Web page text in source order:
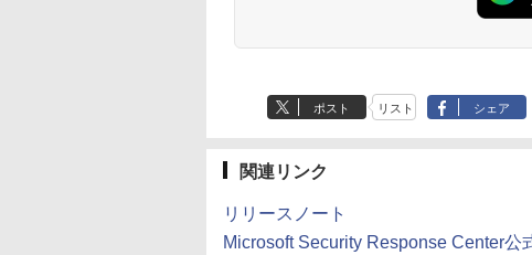
ポスト リスト シェア
関連リンク
リリースノート
Microsoft Security Response Center公